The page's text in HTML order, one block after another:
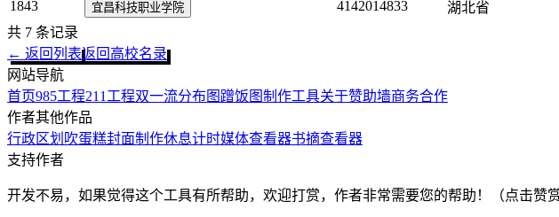
1843
宜昌科技职业学院 4142014833 湖北省
共 7 条记录
← 返回列表返回高校名录
网站导航
首页985工程211工程双一流分布图 蹭饭图制作工具关于赞助墙商务合作
作者其他作品
行政区划 吹蛋糕封面制作休息计时媒体查看器书摘查看器
支持作者
开发不易，如果觉得这个工具有所帮助，欢迎打赏，作者非常需要您的帮助！（点击赞